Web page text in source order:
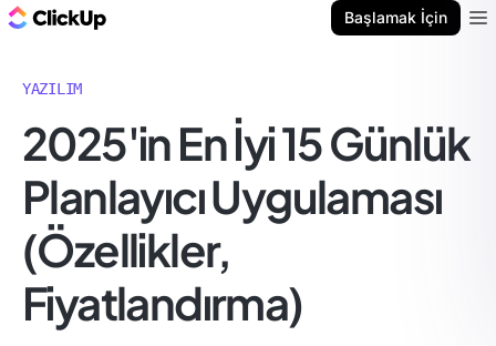
Başlamak İçin
YAZILIM
2025'in En İyi 15 Günlük
Planlayıcı Uygulaması
(Özellikler,
Fiyatlandırma)